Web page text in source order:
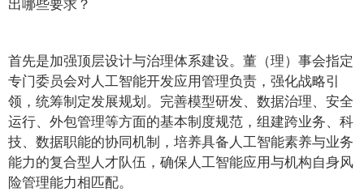
首先是加强顶层设计与治理体系建设。董（理）事会指定
专门委员会对人工智能开发应用管理负责，强化战略引
领，统筹制定发展规划。完善模型研发、数据治理、安全
运行、外包管理等方面的基本制度规范，组建跨业务、科
技、数据职能的协同机制，培养具备人工智能素养与业务
能力的复合型人才队伍，确保人工智能应用与机构自身风
险管理能力相匹配。